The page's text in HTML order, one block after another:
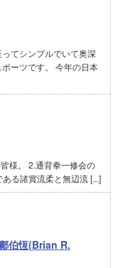
てシンプルでいて奥深
ーツです。 今年の日本
様。 2.通背拳一修会の
る諸賞流柔と無辺流 [...]
伯恆(Brian R.